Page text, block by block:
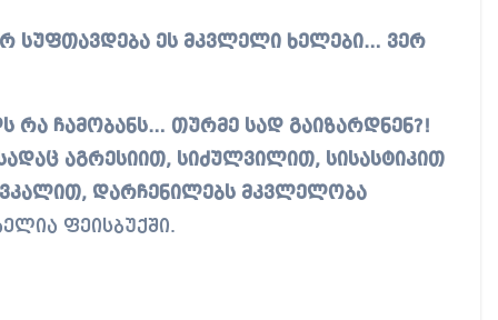
სუფთავდება ეს მკვლელი ხელები… ვერ
რა ჩამობანს… თურმე სად გაიზარდნენ?!
აგრესიით, სიძულვილით, სისასტიკით
დარჩენილებს მკვლელობა
ფეისბუქში.